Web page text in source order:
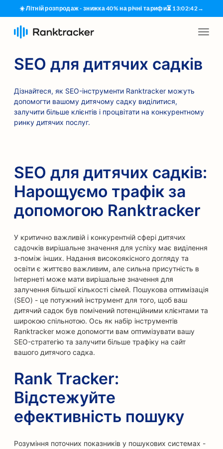
☀️ Літній розпродаж - знижка 40% на річні тарифи⏳ 13:02:41→
SEO для дитячих садків
Дізнайтеся, як SEO-інструменти Ranktracker можуть
допомогти вашому дитячому садку виділитися,
залучити більше клієнтів і процвітати на конкурентному
ринку дитячих послуг.
SEO для дитячих садків:
Нарощуємо трафік за
допомогою Ranktracker
У критично важливій і конкурентній сфері дитячих
садочків вирішальне значення для успіху має виділення
з-поміж інших. Надання високоякісного догляду та
освіти є життєво важливим, але сильна присутність в
Інтернеті може мати вирішальне значення для
залучення більшої кількості сімей. Пошукова оптимізація
(SEO) - це потужний інструмент для того, щоб ваш
дитячий садок був помічений потенційними клієнтами та
широкою спільнотою. Ось як набір інструментів
Ranktracker може допомогти вам оптимізувати вашу
SEO-стратегію та залучити більше трафіку на сайт
вашого дитячого садка.
Rank Tracker:
Відстежуйте
ефективність пошуку
Розуміння поточних показників у пошукових системах -